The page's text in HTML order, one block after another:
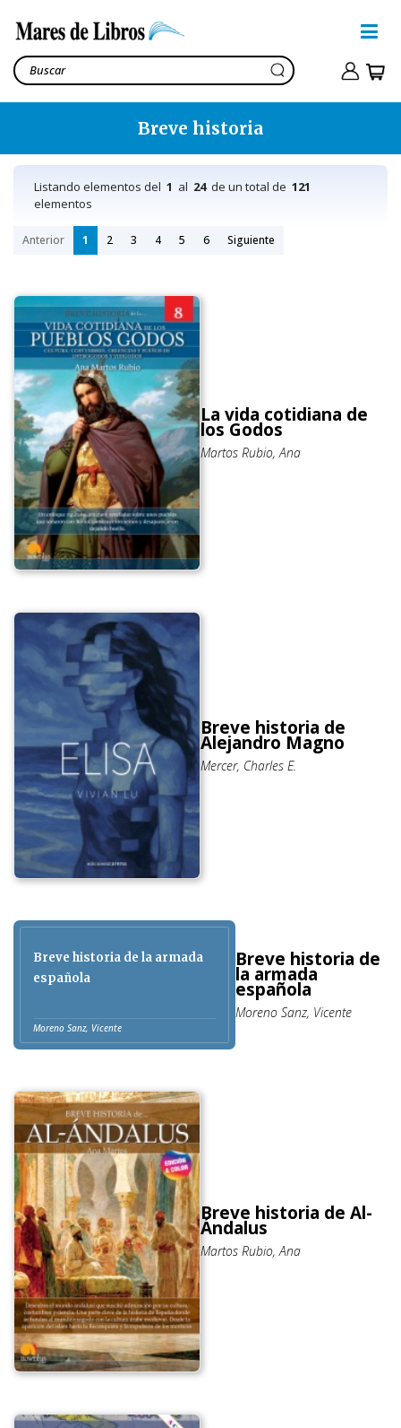
Breve historia
Listando elementos del 1 al 24de un total de 121
elementos
Anterior 1 2 3 4 5 6 Siguiente
La vida cotidiana de
los Godos
Martos Rubio, Ana
Breve historia de
Alejandro Magno
Mercer, Charles E.
Breve historia de la armada
española
Moreno Sanz, Vicente
Breve historia de
la armada
española
Moreno Sanz, Vicente
Breve historia de Al-
Ándalus
Martos Rubio, Ana